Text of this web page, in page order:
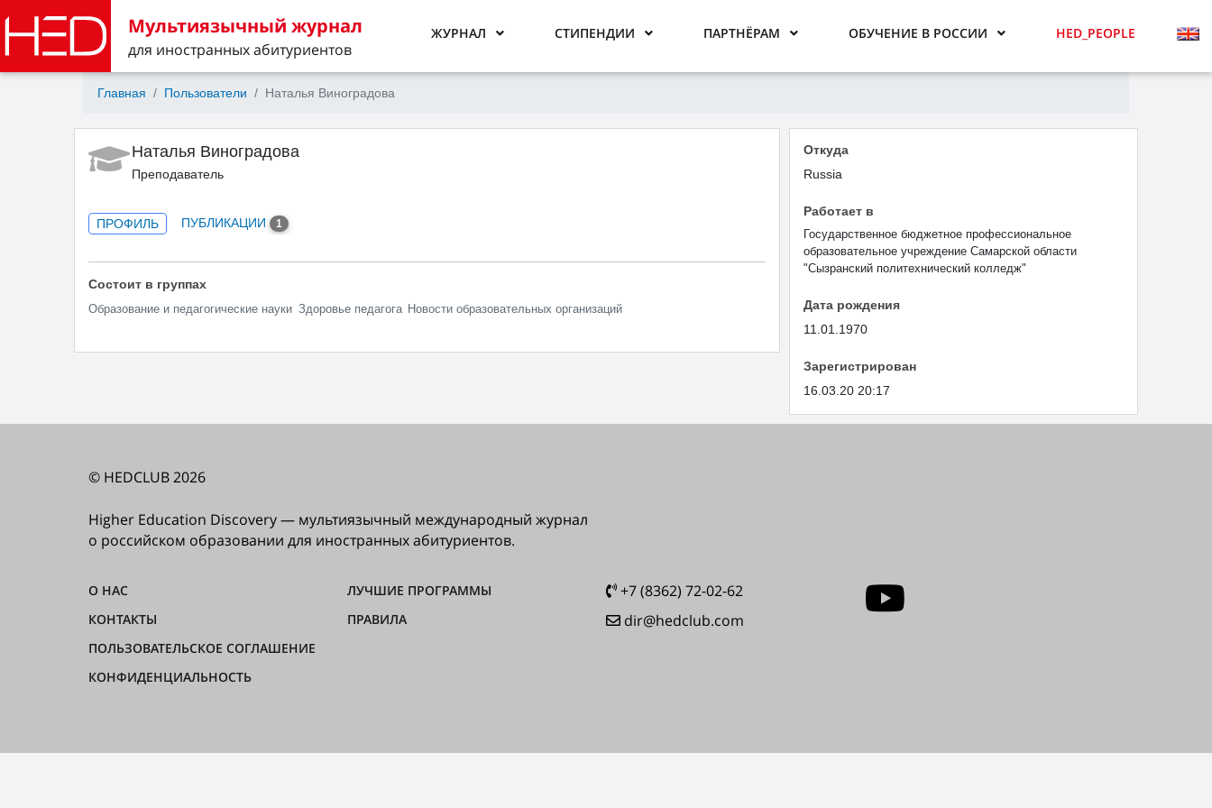
ЖУРНАЛ СТИПЕНДИИ ПАРТНЁРАМ ОБУЧЕНИЕ В РОССИИ HED_PEOPLE
Мультиязычный журнал
для иностранных абитуриентов
Главная Пользователи Наталья Виноградова
Наталья Виноградова
Преподаватель
ПРОФИЛЬ ПУБЛИКАЦИИ 1
Состоит в группах
Образование и педагогические науки Здоровье педагога Новости образовательных организаций
Откуда
Russia
Работает в
Государственное бюджетное профессиональное
образовательное учреждение Самарской области
"Сызранский политехнический колледж"
Дата рождения
11.01.1970
Зарегистрирован
16.03.20 20:17
© HEDCLUB 2026
Higher Education Discovery — мультиязычный международный журнал
о российском образовании для иностранных абитуриентов.
О НАС
КОНТАКТЫ
ПОЛЬЗОВАТЕЛЬСКОЕ СОГЛАШЕНИЕ
КОНФИДЕНЦИАЛЬНОСТЬ
ЛУЧШИЕ ПРОГРАММЫ
ПРАВИЛА
+7 (8362) 72-02-62
dir@hedclub.com